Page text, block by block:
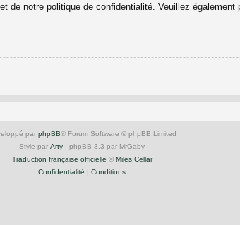
de notre politique de confidentialité. Veuillez
par phpBB® Forum Software © phpBB Limited
Style par Arty - phpBB 3.3 par MrGaby
Traduction française officielle © Miles Cellar
Confidentialité | Conditions